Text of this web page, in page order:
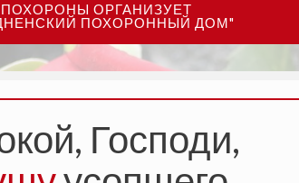
ПОХОРОНЫ ОРГАНИЗУЕТ
ПОХОРОННЫЙ ДОМ"
Господи,